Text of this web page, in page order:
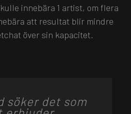
innebära 1 artist, om flera
att resultat blir mindre
över sin kapacitet.
söker det som